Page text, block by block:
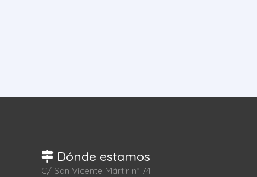
Dónde estamos
C/ San Vicente Mártir nº 74